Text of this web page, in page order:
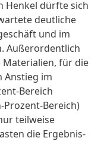
Henkel dürfte sich
deutliche
und im
Außerordentlich
für die
Anstieg im
Bereich
Bereich)
teilweise
die Ergebnis­